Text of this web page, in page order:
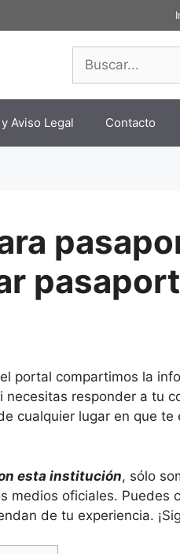
Buscar:
Aviso Legal Contacto
portal compartimos la
necesitas responder a tu
cualquier lugar en que te
esta institución, sólo
medios oficiales. Puedes
de tu experiencia.